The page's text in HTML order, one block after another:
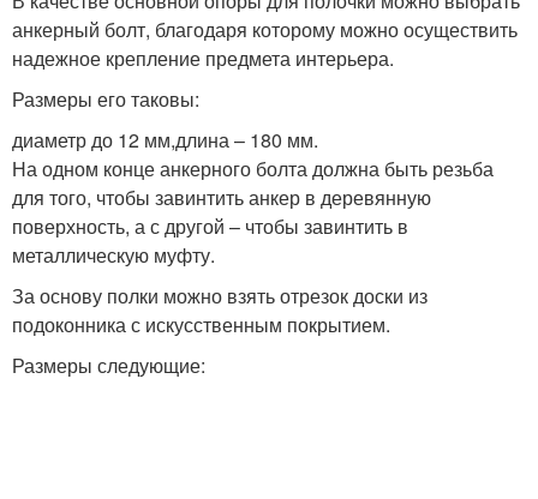
анкерный болт, благодаря которому можно осуществить
надежное крепление предмета интерьера.
Размеры его таковы:
диаметр до 12 мм,длина – 180 мм.
На одном конце анкерного болта должна быть резьба
для того, чтобы завинтить анкер в деревянную
поверхность, а с другой – чтобы завинтить в
металлическую муфту.
За основу полки можно взять отрезок доски из
подоконника с искусственным покрытием.
Размеры следующие: